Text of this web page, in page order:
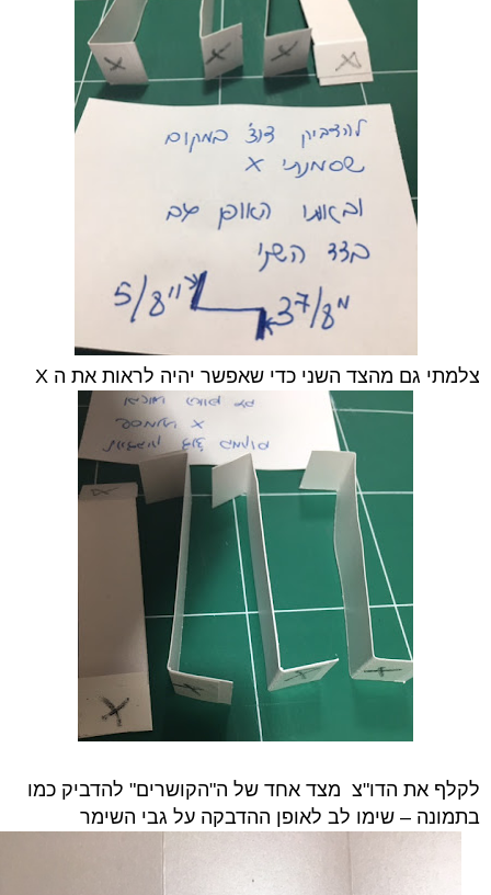
צלמתי גם מהצד השני כדי שאפשר יהיה לראות את ה X
לקלף את הדו"צ מצד אחד של ה"הקושרים" להדביק כמו
בתמונה – שימו לב לאופן ההדבקה על גבי השימר